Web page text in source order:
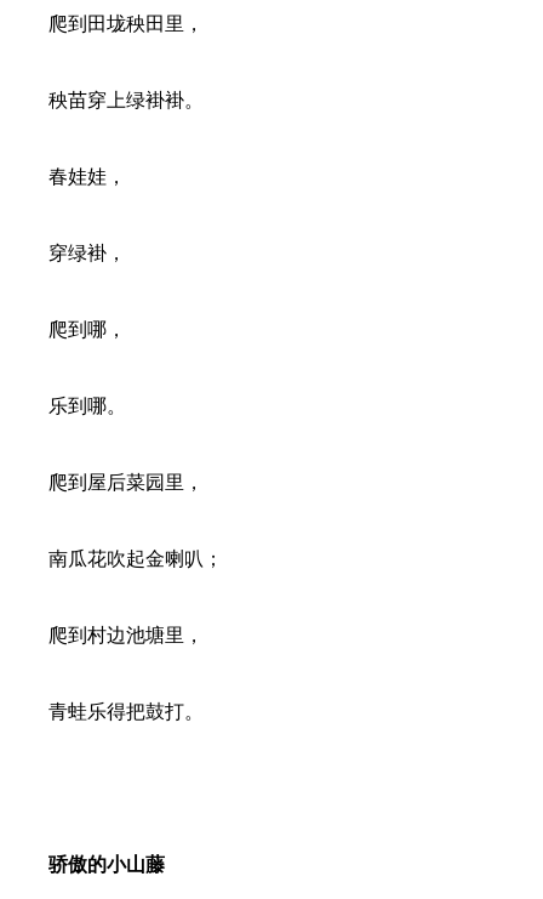
爬到田垅秧田里，
秧苗穿上绿褂褂。
春娃娃，
穿绿褂，
爬到哪，
乐到哪。
爬到屋后菜园里，
南瓜花吹起金喇叭；
爬到村边池塘里，
青蛙乐得把鼓打。
骄傲的小山藤